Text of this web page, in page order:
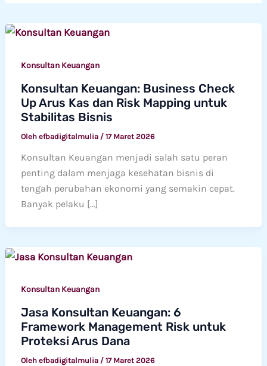
Konsultan Keuangan
Konsultan Keuangan: Business Check
Up Arus Kas dan Risk Mapping untuk
Stabilitas Bisnis
Oleh efbadigitalmulia / 17 Maret 2026
Konsultan Keuangan menjadi salah satu peran
penting dalam menjaga kesehatan bisnis di
tengah perubahan ekonomi yang semakin cepat.
Banyak pelaku […]
Konsultan Keuangan
Jasa Konsultan Keuangan: 6
Framework Management Risk untuk
Proteksi Arus Dana
Oleh efbadigitalmulia / 17 Maret 2026